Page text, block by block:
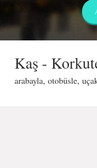
Kaş -
arabayla, otobüsle,